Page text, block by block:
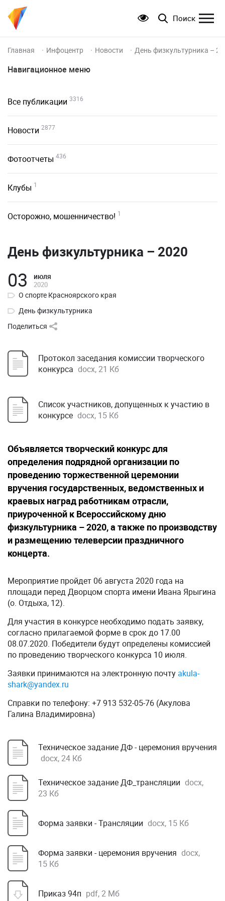
Поиск
Главная Инфоцентр Новости День физкультурника –
Навигационное меню
Все публикации 3316
Новости 2877
Фотоотчеты 436
Клубы 1
Осторожно, мошенничество! 1
День физкультурника – 2020
03 июля
2020
О спорте Красноярского края
День физкультурника
Поделиться
Протокол заседания комиссии творческого
конкурса docx, 21 Кб
Список участников, допущенных к участию в
конкурсе docx, 15 Кб
Объявляется творческий конкурс для
определения подрядной организации по
проведению торжественной церемонии
вручения государственных, ведомственных и
краевых наград работникам отрасли,
приуроченной к Всероссийскому дню
физкультурника – 2020, а также по производству
и размещению телеверсии праздничного
концерта.
Мероприятие пройдет 06 августа 2020 года на
площади перед Дворцом спорта имени Ивана Ярыгина
(о. Отдыха, 12).
Для участия в конкурсе необходимо подать заявку,
согласно прилагаемой форме в срок до 17.00
08.07.2020. Победители будут определены комиссией
по проведению творческого конкурса 10 июля.
Заявки принимаются на электронную почту akula-
shark@yandex.ru
Справки по телефону: +7 913 532-05-76 (Акулова
Галина Владимировна)
Техническое задание ДФ - церемония вручения
docx, 24 Кб
Техническое задание ДФ_трансляции docx,
23 Кб
Форма заявки - Трансляции docx, 15 Кб
Форма заявки - церемония вручения docx,
15 Кб
Приказ 94п pdf, 2 Мб